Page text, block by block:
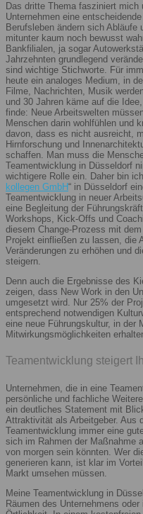
Das dritte Thema fasziniert
Unternehmen eine
Berufsleben ändern sich
mitunter kaum noch bewusst
Bankfilialen, ja sogar
Jahrzehnten grundlegend
sind wichtige Stichworte. Für
heute ein analoges Medium, in
Filme, Nachrichten, Musik
und 30 Jahren käme auf die
finde: Neue Arbeitswelten
Menschen darin wohlfühlen und
davon, dass es nicht ausreicht,
Hirnforschung und
schaffen. Man muss die
Teamentwicklung in Düsseldorf
wichtigere Rolle ein. Daher bin
kollegen GmbH“ in Düsseldorf
Teamentwicklung in neuer
eine Begleitung der
Workshops, Kick-Offs und
diesem Change-Prozess mit
Projekt einfließen zu lassen, die
Veränderungen zu erhöhen und
steigern.
Denn auch die Ergebnisse des
zeigen, dass New Work in den
umgesetzt wird. Nur 25% der
entsprechend notwendigen
eine neue Führungskultur, in der
Mitwirkungsmöglichkeiten
Teamentwicklung steigert
Unternehmen, die in eine
persönliche und fachliche
ein deutliches Statement mit
Attraktivität als Arbeitgeber. Aus
Teamentwicklung immer eine
sich im Rahmen der Maßnahme
von morgen sein könnten. Wer
generieren kann, ist klar im
Markt umsehen müssen.
Meine Teamentwicklung in
Räumen des Unternehmens